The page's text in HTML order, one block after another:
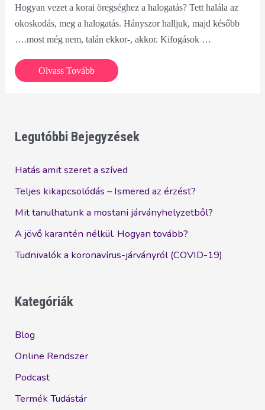
Hogyan vezet a korai öregséghez a halogatás? Tett halála az
okoskodás, meg a halogatás. Hányszor halljuk, majd később
….most még nem, talán ekkor-, akkor. Kifogások …
Hogyan
vezet
öregséghez
halogatás?
Olvass Tovább
Legutóbbi Bejegyzések
Hatás amit szeret a szíved
Teljes kikapcsolódás – Ismered az érzést?
Mit tanulhatunk a mostani járványhelyzetből?
A jövő karantén nélkül. Hogyan tovább?
Tudnivalók a koronavírus-járványról (COVID-19)
Kategóriák
Blog
Online Rendszer
Podcast
Termék Tudástár